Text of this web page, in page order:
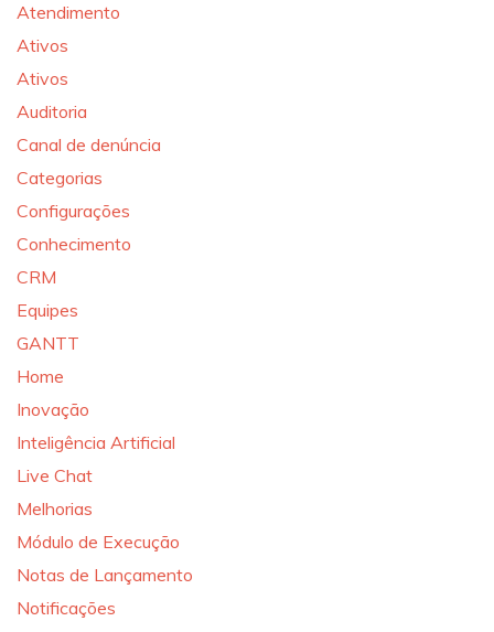
Atendimento
Ativos
Ativos
Auditoria
Canal de denúncia
Categorias
Configurações
Conhecimento
CRM
Equipes
GANTT
Home
Inovação
Inteligência Artificial
Live Chat
Melhorias
Módulo de Execução
Notas de Lançamento
Notificações